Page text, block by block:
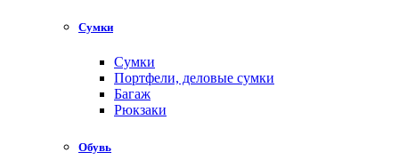
Сумки
Сумки
Портфели, деловые сумки
Багаж
Рюкзаки
Обувь